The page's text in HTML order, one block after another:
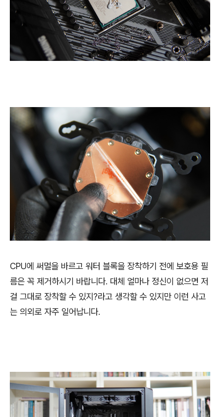
CPU에 써멀을 바르고 워터 블록을 장착하기 전에 보호용 필
름은 꼭 제거하시기 바랍니다. 대체 얼마나 정신이 없으면 저
걸 그대로 장착할 수 있지?라고 생각할 수 있지만 이런 사고
는 의외로 자주 일어납니다.